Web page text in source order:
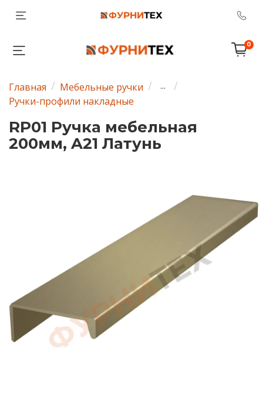
0
Главная Мебельные ручки ...
Ручки-профили накладные
RP01 Ручка мебельная
200мм, A21 Латунь